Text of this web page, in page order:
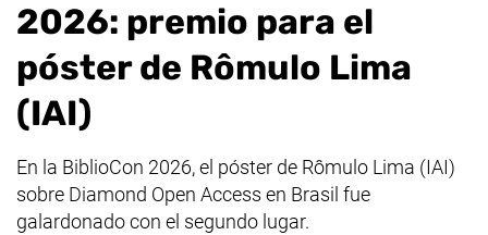
2026: premio para el
póster de Rômulo Lima
(IAI)
En la BiblioCon 2026, el póster de Rômulo Lima (IAI)
sobre Diamond Open Access en Brasil fue
galardonado con el segundo lugar.